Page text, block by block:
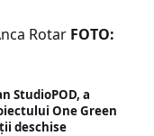
Rotar FOTO:
StudioPOD, a
One Green
deschise